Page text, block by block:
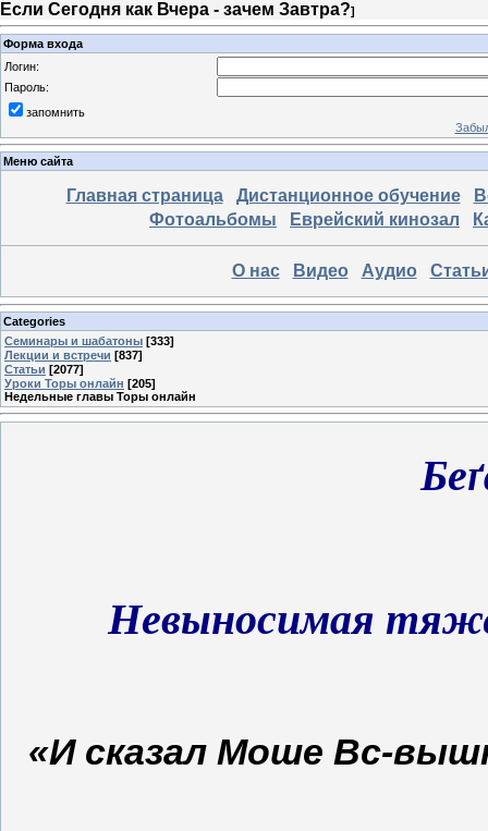
Если Сегодня как Вчера - зачем Завтра?]
Форма входа
Логин:
Пароль:
запомнить
Меню сайта
Главная страница Дистанционное обучение
Фотоальбомы
Еврейский кинозал
О нас Видео Аудио
Categories
Семинары и шабатоны [333]
Лекции и встречи [837]
Статьи [2077]
Уроки Торы онлайн [205]
Недельные главы Торы онлайн
Невыносимая
«И сказал Моше Вс-